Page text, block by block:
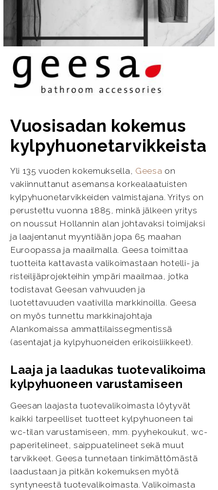
Vuosisadan kokemus
kylpyhuonetarvikkeista
Yli 135 vuoden kokemuksella, Geesa on
vakiinnuttanut asemansa korkealaatuisten
kylpyhuonetarvikkeiden valmistajana. Yritys on
perustettu vuonna 1885, minkä jälkeen yritys
on noussut Hollannin alan johtavaksi toimijaksi
ja laajentanut myyntiään jopa 65 maahan
Euroopassa ja maailmalla. Geesa toimittaa
tuotteita kattavasta valikoimastaan hotelli- ja
risteilijäprojekteihin ympäri maailmaa, jotka
todistavat Geesan vahvuuden ja
luotettavuuden vaativilla markkinoilla. Geesa
on myös tunnettu markkinajohtaja
Alankomaissa ammattilaissegmentissä
(asentajat ja kylpyhuoneiden erikoisliikkeet).
Laaja ja laadukas tuotevalikoima
kylpyhuoneen varustamiseen
Geesan laajasta tuotevalikoimasta löytyvät
kaikki tarpeelliset tuotteet kylpyhuoneen tai
wc-tilan varustamiseen, mm. pyyhekoukut, wc-
paperitelineet, saippuatelineet sekä muut
tarvikkeet. Geesa tunnetaan tinkimättömästä
laadustaan ja pitkän kokemuksen myötä
syntyneestä tuotevalikoimasta. Valikoimasta